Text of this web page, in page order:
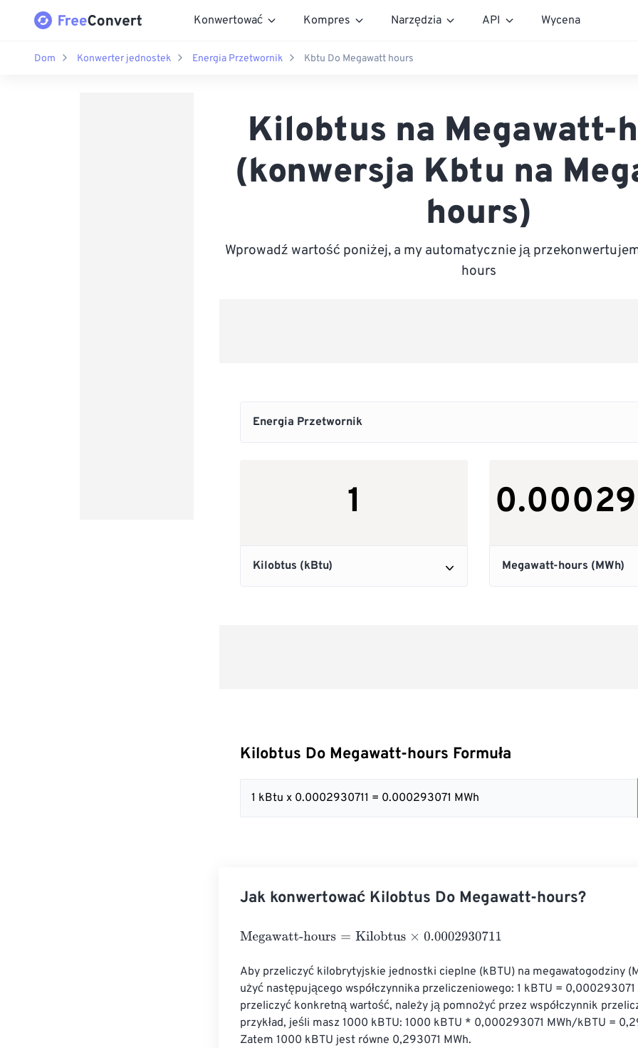
Konwertować Kompres Narzędzia API Wycena
Dom Konwerter jednostek Energia Przetwornik Kbtu Do Megawatt hours
Kilobtus na Megawatt-
(konwersja Kbtu na
hours)
Wprowadź wartość poniżej, a my automatycznie ją
hours
Kilobtus Do Megawatt-hours Formuła
1 kBtu x 0.0002930711 = 0.000293071 MWh
Jak konwertować Kilobtus Do Megawatt-hours?
Megawatt-hours=Kilobtus×0.0002930711
Aby przeliczyć kilobrytyjskie jednostki cieplne (kBTU) na megawatogodziny
użyć następującego współczynnika przeliczeniowego: 1 kBTU = 0,000293071
przeliczyć konkretną wartość, należy ją pomnożyć przez współczynnik
przykład, jeśli masz 1000 kBTU: 1000 kBTU * 0,000293071 MWh/kBTU =
Zatem 1000 kBTU jest równe 0,293071 MWh.